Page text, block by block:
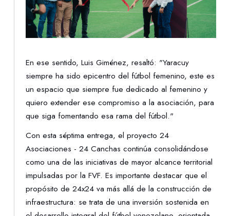
En ese sentido, Luis Giménez, resaltó: "Yaracuy
siempre ha sido epicentro del fútbol femenino, este es
un espacio que siempre fue dedicado al femenino y
quiero extender ese compromiso a la asociación, para
que siga fomentando esa rama del fútbol."
Con esta séptima entrega, el proyecto 24
Asociaciones - 24 Canchas continúa consolidándose
como una de las iniciativas de mayor alcance territorial
impulsadas por la FVF. Es importante destacar que el
propósito de 24x24 va más allá de la construcción de
infraestructura: se trata de una inversión sostenida en